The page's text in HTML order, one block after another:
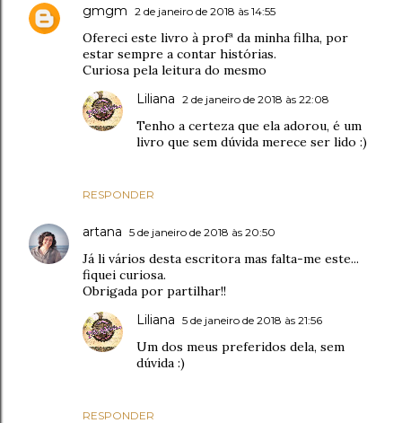
gmgm 2 de janeiro de 2018 às 14:55
Ofereci este livro à profª da minha filha, por
estar sempre a contar histórias.
Curiosa pela leitura do mesmo
RESPONDER
Liliana 2 de janeiro de 2018 às 22:08
Tenho a certeza que ela adorou, é um
livro que sem dúvida merece ser lido :)
artana 5 de janeiro de 2018 às 20:50
Já li vários desta escritora mas falta-me este...
fiquei curiosa.
Obrigada por partilhar!!
RESPONDER
Liliana 5 de janeiro de 2018 às 21:56
Um dos meus preferidos dela, sem
dúvida :)